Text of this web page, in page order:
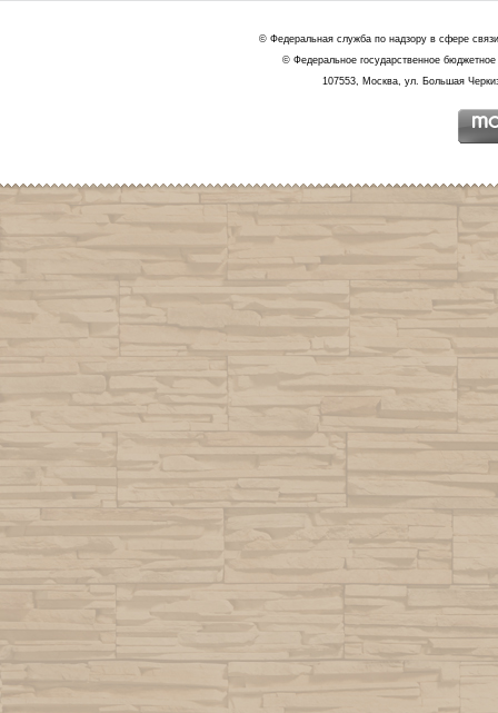
© Федеральная служба по надзору в сфере
© Федеральное государственное
107553, Москва, ул. Большая